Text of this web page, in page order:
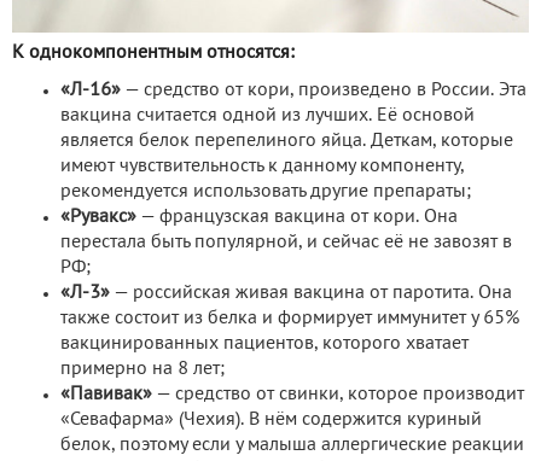
К однокомпонентным относятся:
«Л-16» — средство от кори, произведено в России. Эта
вакцина считается одной из лучших. Её основой
является белок перепелиного яйца. Деткам, которые
имеют чувствительность к данному компоненту,
рекомендуется использовать другие препараты;
«Рувакс» — французская вакцина от кори. Она
перестала быть популярной, и сейчас её не завозят в
РФ;
«Л-3» — российская живая вакцина от паротита. Она
также состоит из белка и формирует иммунитет у 65%
вакцинированных пациентов, которого хватает
примерно на 8 лет;
«Павивак» — средство от свинки, которое производит
«Севафарма» (Чехия). В нём содержится куриный
белок, поэтому если у малыша аллергические реакции